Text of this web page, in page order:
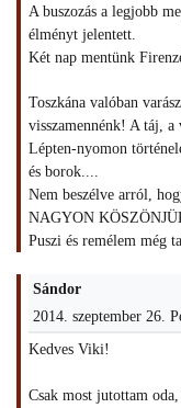
A buszozás a legjobb
élményt jelentett.
Két nap mentünk
Toszkána valóban
visszamennénk! A táj, a
Lépten-nyomon
és borok....
Nem beszélve arról,
NAGYON
Puszi és remélem még
Sándor
2014. szeptember 26.
Kedves Viki!
Csak most jutottam